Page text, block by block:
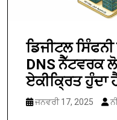
ਡਿਜੀਟਲ
DNS ਨੈੱਟਵਰਕ
ਏਕੀਕ੍ਰਿਤ ਹੁੰਦਾ
ਜਨਵਰੀ 17, 2025